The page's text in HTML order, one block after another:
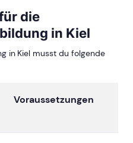
die
in Kiel
in Kiel musst du folgende
Voraussetzungen